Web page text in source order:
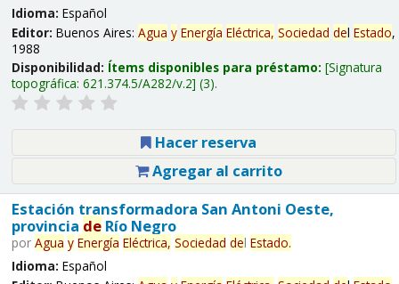
Idioma: Español
Editor: Buenos Aires: Agua y Energía Eléctrica, Sociedad del Estado,
1988
Disponibilidad: Ítems disponibles para préstamo: Signatura
topográfica: 621.374.5/A282/v.2 (3).
Hacer reserva
Agregar al carrito
Estación transformadora San Antoni Oeste,
provincia deRío Negro
por Agua y Energía Eléctrica, Sociedad del Estado.
Idioma: Español